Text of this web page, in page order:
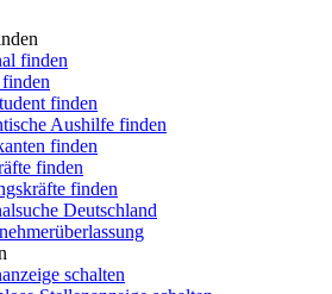
finden
finden
Aushilfe finden
finden
finden
finden
Deutschland
schalten